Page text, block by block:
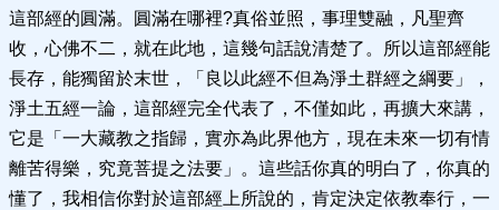
這部經的圓滿。圓滿在哪裡?真俗並照，事理雙融，凡聖齊
收，心佛不二，就在此地，這幾句話說清楚了。所以這部經能
長存，能獨留於末世，「良以此經不但為淨土群經之綱要」，
淨土五經一論，這部經完全代表了，不僅如此，再擴大來講，
它是「一大藏教之指歸，實亦為此界他方，現在未來一切有情
離苦得樂，究竟菩提之法要」。這些話你真的明白了，你真的
懂了，我相信你對於這部經上所說的，肯定決定依教奉行，一